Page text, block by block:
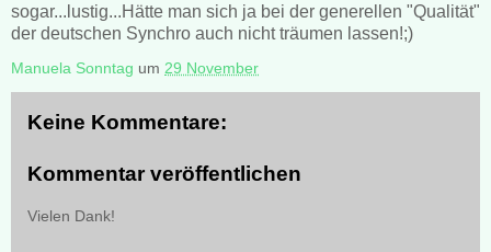
sogar...lustig...Hätte man sich ja bei der generellen "Qualität"
der deutschen Synchro auch nicht träumen lassen!;)
Manuela Sonntag um 29 November
Keine Kommentare:
Kommentar veröffentlichen
Vielen Dank!